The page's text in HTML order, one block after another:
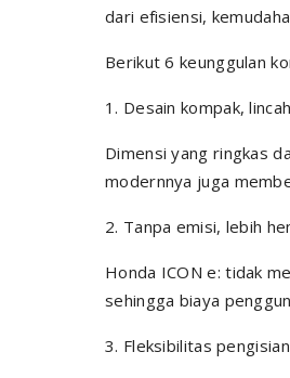
dari efisiensi,
Berikut 6 keunggulan
1. Desain kompak,
Dimensi yang ringkas
modernnya juga
2. Tanpa emisi, lebih
Honda ICON e: tidak
sehingga biaya
3. Fleksibilitas